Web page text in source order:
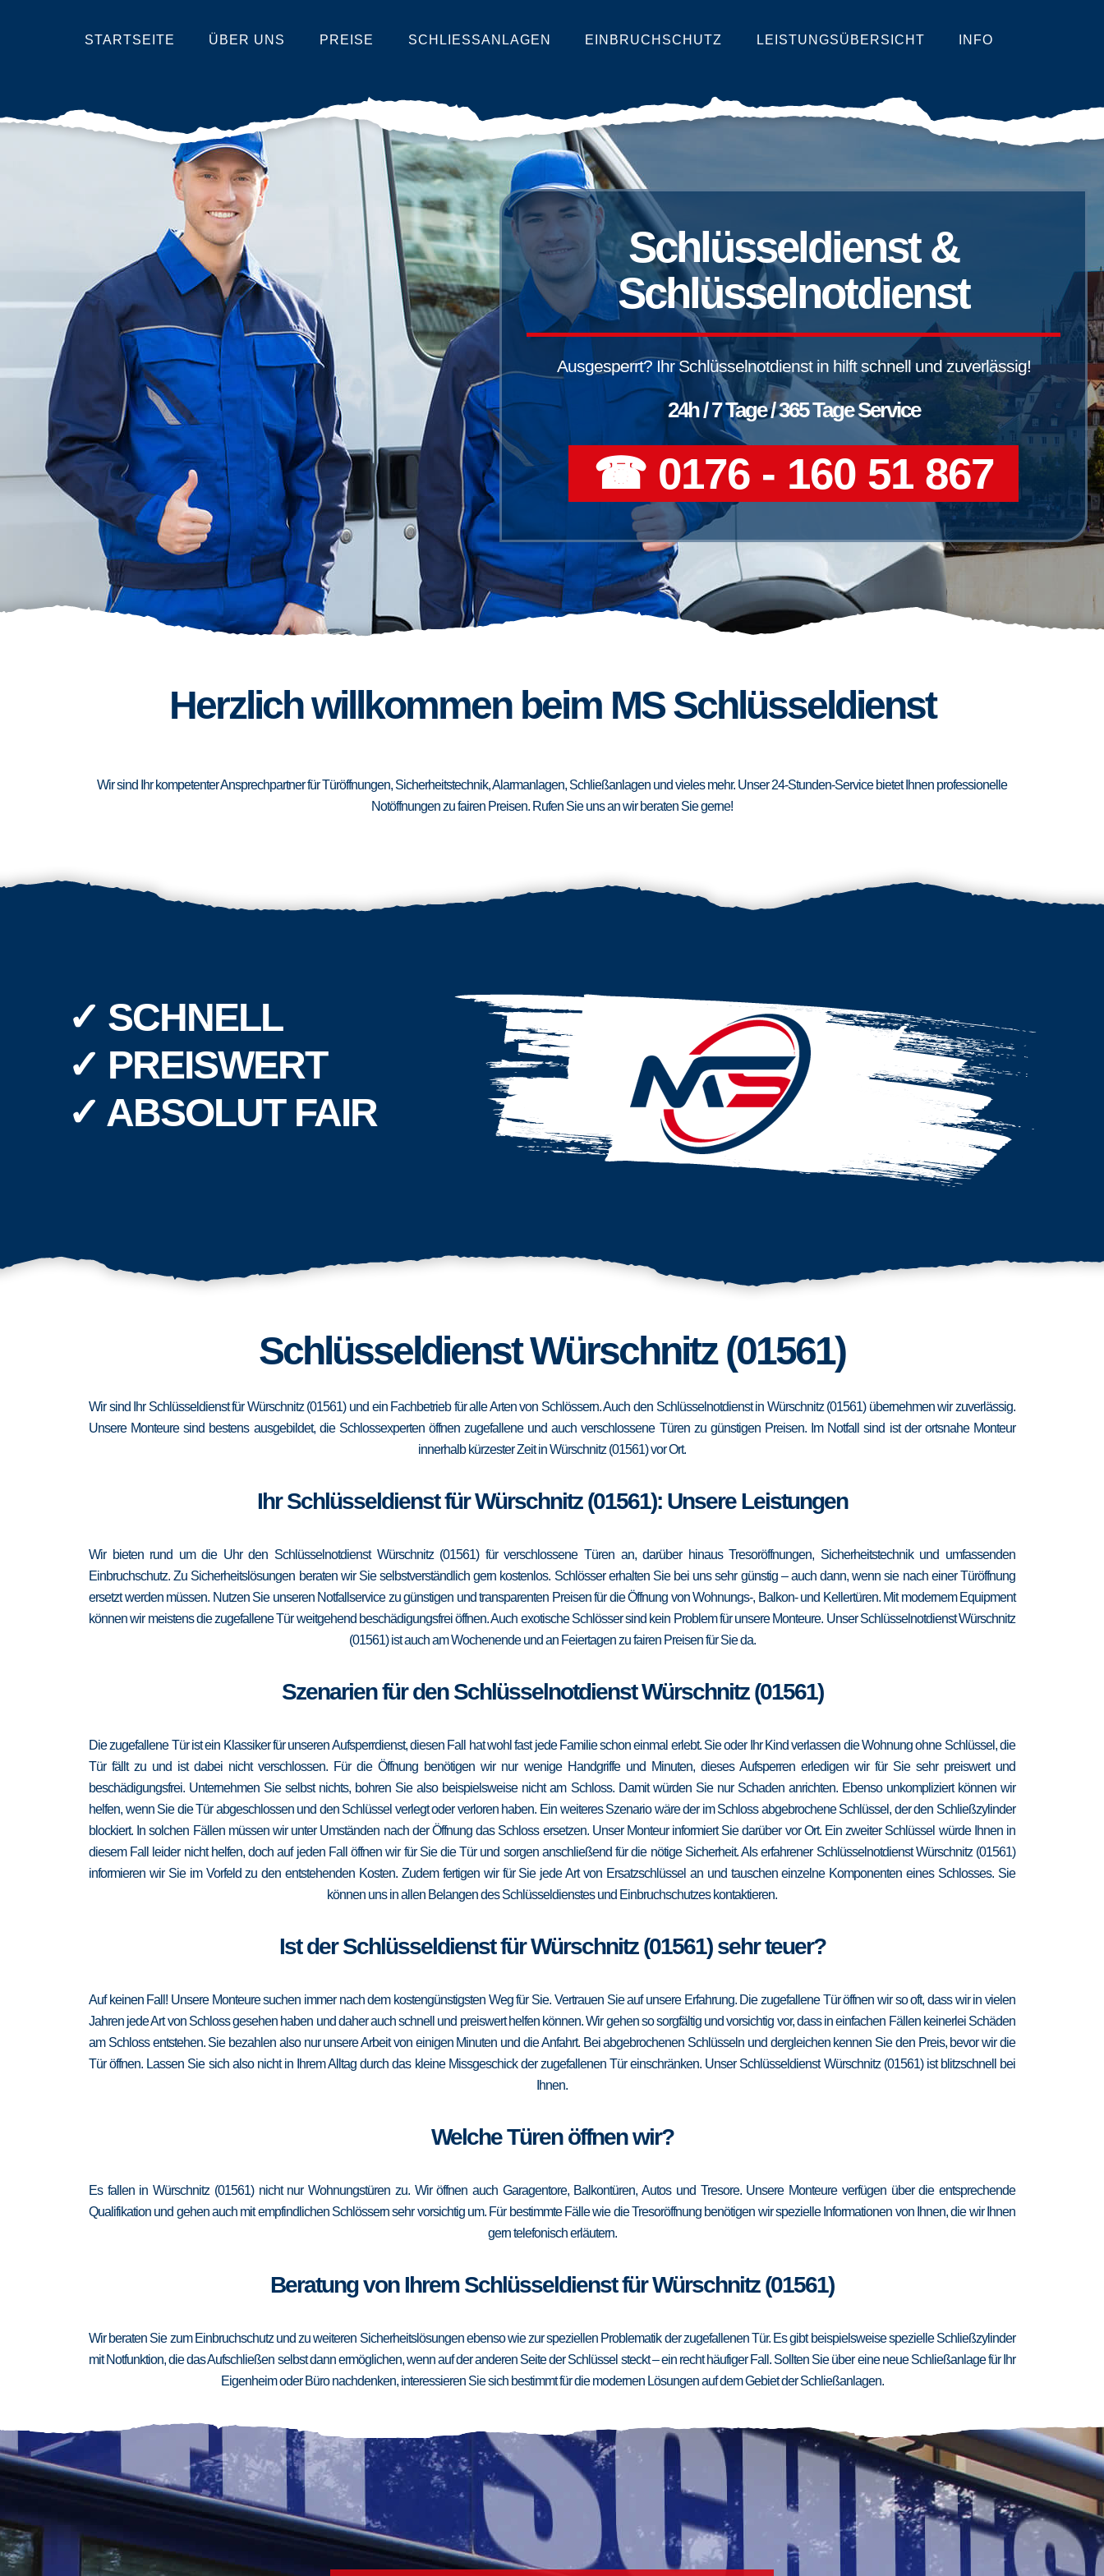
STARTSEITE ÜBER UNS PREISE SCHLIESSANLAGEN EINBRUCHSCHUTZ LEISTUNGSÜBERSICHT INFO
Schlüsseldienst &
Schlüsselnotdienst
Ausgesperrt? Ihr Schlüsselnotdienst in hilft schnell und zuverlässig!
24h / 7 Tage / 365 Tage Service
☎ 0176 - 160 51 867
Herzlich willkommen beim MS Schlüsseldienst
Wir sind Ihr kompetenter Ansprechpartner für Türöffnungen, Sicherheitstechnik, Alarmanlagen, Schließanlagen und vieles mehr. Unser 24-Stunden-Service bietet Ihnen professionelle
Notöffnungen zu fairen Preisen. Rufen Sie uns an wir beraten Sie gerne!
✓ SCHNELL
✓ PREISWERT
✓ ABSOLUT FAIR
Schlüsseldienst Würschnitz (01561)
Wir sind Ihr Schlüsseldienst für Würschnitz (01561) und ein Fachbetrieb für alle Arten von Schlössern. Auch den Schlüsselnotdienst in Würschnitz (01561) übernehmen wir zuverlässig.
Unsere Monteure sind bestens ausgebildet, die Schlossexperten öffnen zugefallene und auch verschlossene Türen zu günstigen Preisen. Im Notfall sind ist der ortsnahe Monteur
innerhalb kürzester Zeit in Würschnitz (01561) vor Ort.
Ihr Schlüsseldienst für Würschnitz (01561): Unsere Leistungen
Wir bieten rund um die Uhr den Schlüsselnotdienst Würschnitz (01561) für verschlossene Türen an, darüber hinaus Tresoröffnungen, Sicherheitstechnik und umfassenden
Einbruchschutz. Zu Sicherheitslösungen beraten wir Sie selbstverständlich gern kostenlos. Schlösser erhalten Sie bei uns sehr günstig – auch dann, wenn sie nach einer Türöffnung
ersetzt werden müssen. Nutzen Sie unseren Notfallservice zu günstigen und transparenten Preisen für die Öffnung von Wohnungs-, Balkon- und Kellertüren. Mit modernem Equipment
können wir meistens die zugefallene Tür weitgehend beschädigungsfrei öffnen. Auch exotische Schlösser sind kein Problem für unsere Monteure. Unser Schlüsselnotdienst Würschnitz
(01561) ist auch am Wochenende und an Feiertagen zu fairen Preisen für Sie da.
Szenarien für den Schlüsselnotdienst Würschnitz (01561)
Die zugefallene Tür ist ein Klassiker für unseren Aufsperrdienst, diesen Fall hat wohl fast jede Familie schon einmal erlebt. Sie oder Ihr Kind verlassen die Wohnung ohne Schlüssel, die
Tür fällt zu und ist dabei nicht verschlossen. Für die Öffnung benötigen wir nur wenige Handgriffe und Minuten, dieses Aufsperren erledigen wir für Sie sehr preiswert und
beschädigungsfrei. Unternehmen Sie selbst nichts, bohren Sie also beispielsweise nicht am Schloss. Damit würden Sie nur Schaden anrichten. Ebenso unkompliziert können wir
helfen, wenn Sie die Tür abgeschlossen und den Schlüssel verlegt oder verloren haben. Ein weiteres Szenario wäre der im Schloss abgebrochene Schlüssel, der den Schließzylinder
blockiert. In solchen Fällen müssen wir unter Umständen nach der Öffnung das Schloss ersetzen. Unser Monteur informiert Sie darüber vor Ort. Ein zweiter Schlüssel würde Ihnen in
diesem Fall leider nicht helfen, doch auf jeden Fall öffnen wir für Sie die Tür und sorgen anschließend für die nötige Sicherheit. Als erfahrener Schlüsselnotdienst Würschnitz (01561)
informieren wir Sie im Vorfeld zu den entstehenden Kosten. Zudem fertigen wir für Sie jede Art von Ersatzschlüssel an und tauschen einzelne Komponenten eines Schlosses. Sie
können uns in allen Belangen des Schlüsseldienstes und Einbruchschutzes kontaktieren.
Ist der Schlüsseldienst für Würschnitz (01561) sehr teuer?
Auf keinen Fall! Unsere Monteure suchen immer nach dem kostengünstigsten Weg für Sie. Vertrauen Sie auf unsere Erfahrung. Die zugefallene Tür öffnen wir so oft, dass wir in vielen
Jahren jede Art von Schloss gesehen haben und daher auch schnell und preiswert helfen können. Wir gehen so sorgfältig und vorsichtig vor, dass in einfachen Fällen keinerlei Schäden
am Schloss entstehen. Sie bezahlen also nur unsere Arbeit von einigen Minuten und die Anfahrt. Bei abgebrochenen Schlüsseln und dergleichen kennen Sie den Preis, bevor wir die
Tür öffnen. Lassen Sie sich also nicht in Ihrem Alltag durch das kleine Missgeschick der zugefallenen Tür einschränken. Unser Schlüsseldienst Würschnitz (01561) ist blitzschnell bei
Ihnen.
Welche Türen öffnen wir?
Es fallen in Würschnitz (01561) nicht nur Wohnungstüren zu. Wir öffnen auch Garagentore, Balkontüren, Autos und Tresore. Unsere Monteure verfügen über die entsprechende
Qualifikation und gehen auch mit empfindlichen Schlössern sehr vorsichtig um. Für bestimmte Fälle wie die Tresoröffnung benötigen wir spezielle Informationen von Ihnen, die wir Ihnen
gern telefonisch erläutern.
Beratung von Ihrem Schlüsseldienst für Würschnitz (01561)
Wir beraten Sie zum Einbruchschutz und zu weiteren Sicherheitslösungen ebenso wie zur speziellen Problematik der zugefallenen Tür. Es gibt beispielsweise spezielle Schließzylinder
mit Notfunktion, die das Aufschließen selbst dann ermöglichen, wenn auf der anderen Seite der Schlüssel steckt – ein recht häufiger Fall. Sollten Sie über eine neue Schließanlage für Ihr
Eigenheim oder Büro nachdenken, interessieren Sie sich bestimmt für die modernen Lösungen auf dem Gebiet der Schließanlagen.